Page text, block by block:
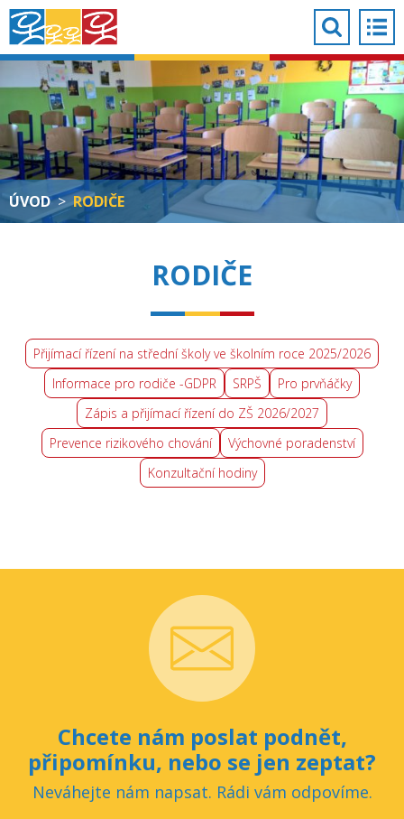
ÚVOD > RODIČE
RODIČE
Přijímací řízení na střední školy ve školním roce 2025/2026
Informace pro rodiče -GDPR
SRPŠ
Pro prvňáčky
Zápis a přijímací řízení do ZŠ 2026/2027
Prevence rizikového chování
Výchovné poradenství
Konzultační hodiny
Chcete nám poslat podnět,
připomínku, nebo se jen zeptat?
Neváhejte nám napsat. Rádi vám odpovíme.